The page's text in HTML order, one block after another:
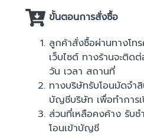
ขั้นตอนการสั่งซื้อ
ลูกค้าสั่งซื้อผ่านทางโท
เว็บไซต์ ทางร้านจะติด
วัน เวลา สถานที่
ทางบริษัทรับโอนมัดจำ
บัญชีบริษัท เพื่อทำการ
ส่วนที่เหลือคงค้าง รับ
โอนเข้าบัญชี